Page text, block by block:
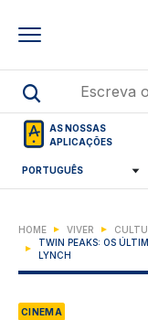
AS NOSSAS
APLICAÇÕES
HOME VIVER
TWIN PEAKS: OS
LYNCH
CINEMA